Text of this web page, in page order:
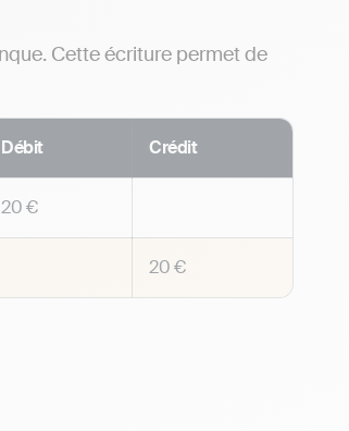
Cette écriture permet de
Débit Crédit
20 €
20 €